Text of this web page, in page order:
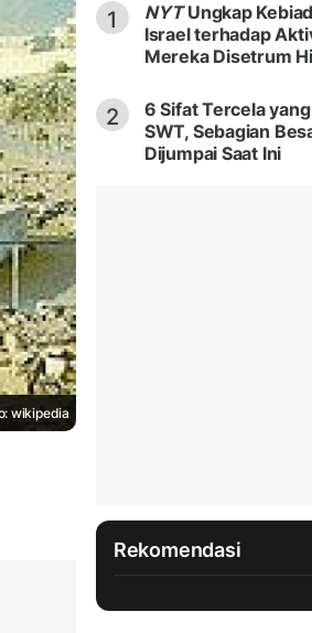
wikipedia
1 NYTUngkap
Israel terhadap
Mereka Disetrum
2
6 Sifat Tercela
SWT, Sebagian
Dijumpai Saat Ini
Rekomendasi